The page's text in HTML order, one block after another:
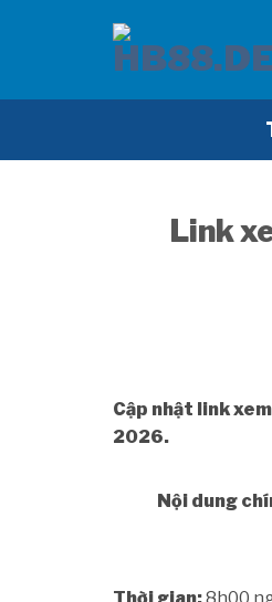
dung
Link
Cập nhật link
2026.
Nội dung